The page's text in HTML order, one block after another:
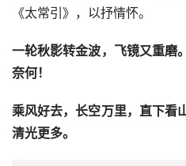
《太常引》，以抒情怀。
一轮秋影转金波，飞镜又重磨
奈何！
乘风好去，长空万里，直下看
清光更多。